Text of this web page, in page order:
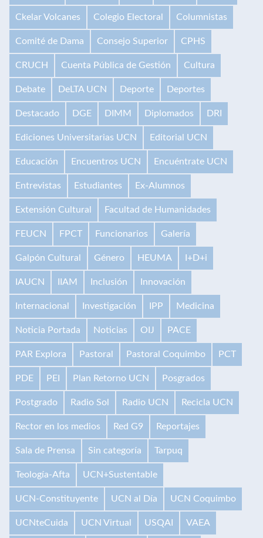
Ckelar Volcanes Colegio Electoral Columnistas
Comité de Dama Consejo Superior CPHS
CRUCH Cuenta Pública de Gestión Cultura
Debate DeLTA UCN Deporte Deportes
Destacado DGE DIMM Diplomados DRI
Ediciones Universitarias UCN Editorial UCN
Educación Encuentros UCN Encuéntrate UCN
Entrevistas Estudiantes Ex-Alumnos
Extensión Cultural Facultad de Humanidades
FEUCN FPCT Funcionarios Galería
Galpón Cultural Género HEUMA I+D+i
IAUCN IIAM Inclusión Innovación
Internacional Investigación IPP Medicina
Noticia Portada Noticias OIJ PACE
PAR Explora Pastoral Pastoral Coquimbo PCT
PDE PEI Plan Retorno UCN Posgrados
Postgrado Radio Sol Radio UCN Recicla UCN
Rector en los medios Red G9 Reportajes
Sala de Prensa Sin categoría Tarpuq
Teología-Afta UCN+Sustentable
UCN-Constituyente UCN al Día UCN Coquimbo
UCNteCuida UCN Virtual USQAI VAEA